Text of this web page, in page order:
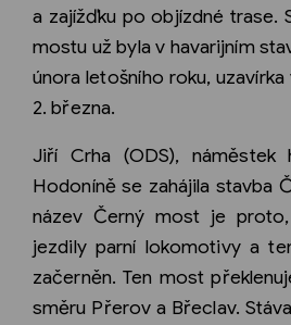
a zajížďku po objízdné trase.
mostu už byla v havarijním
února letošního roku,
2. března.
Jiří Crha (ODS), náměstek
Hodoníně se zahájila stavba
název Černý most je
jezdily parní lokomotivy a
začerněn. Ten most
směru Přerov a Břeclav.